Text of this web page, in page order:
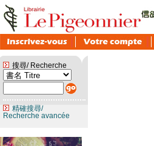
搜尋/ Recherche
精確搜尋/
Recherche avancée